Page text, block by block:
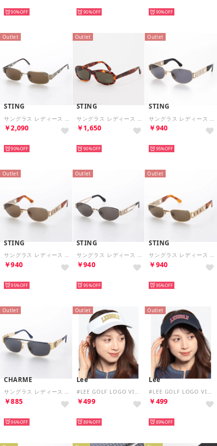
90% 90% 90%
Outlet
STING
￥2,090
90%
Outlet
STING
￥1,650
90%
Outlet
STING
￥940
95%
Outlet
STING
サングラス レディース メンズ （ゴールド）
￥940
95%
Outlet
STING
サングラス レディース メンズ （ゴールド）
￥940
95%
Outlet
STING
サングラス レディース メンズ （ゴールド）
￥940
95%
Outlet
CHARME
サングラス レディース メンズ （ゴールド）
￥885
96%
Outlet
Lee
#LEE GOLF LOGO VISOR （ホワイト）
￥499
89%
Outlet
Lee
#LEE GOLF LOGO VISOR （ネイビー）
￥499
89%